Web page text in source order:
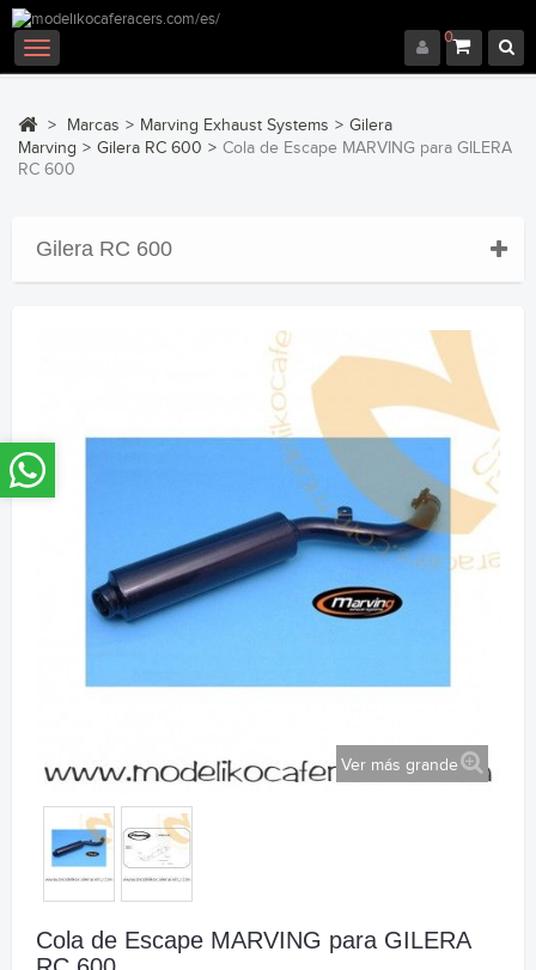
0
Navegación
Toggle
> Marcas > Marving Exhaust Systems > Gilera
Marving > Gilera RC 600 > Cola de Escape MARVING para GILERA
RC 600
Gilera RC 600
Ver más grande
Cola de Escape MARVING para GILERA